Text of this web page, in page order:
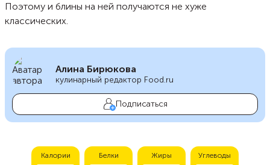
Поэтому и блины на ней получаются не хуже
классических.
Алина Бирюкова
кулинарный редактор Food.ru
Подписаться
Калории Белки Жиры Углеводы